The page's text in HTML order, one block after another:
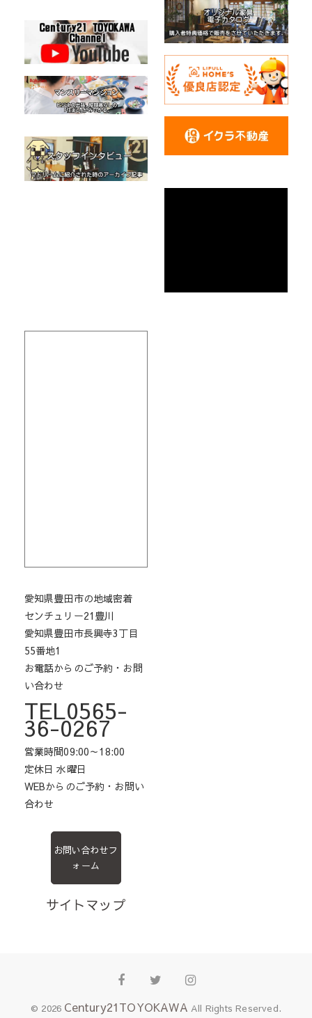
愛知県豊田市の地域密着
センチュリー21豊川
愛知県豊田市長興寺3丁目
55番地1
お電話からのご予約・お問
い合わせ
TEL0565-
36-0267
営業時間09:00～18:00
定休日 水曜日
WEBからのご予約・お問い
合わせ
お問い合わせフ
ォーム
サイトマップ
FacebookTwitterInstagram
© 2026 Century21TOYOKAWA All Rights Reserved.